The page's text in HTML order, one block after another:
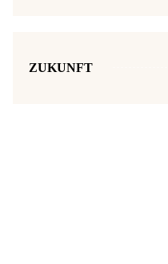
ZUKUNFT